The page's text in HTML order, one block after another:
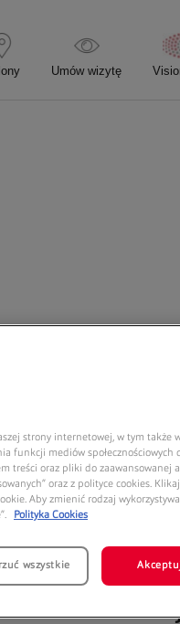
strony internetowej, w tym także
funkcji mediów społecznościowych
treści oraz pliki do zaawansowanej
oraz z polityce cookies.
Aby zmienić rodzaj
Polityka Cookies
wszystkie